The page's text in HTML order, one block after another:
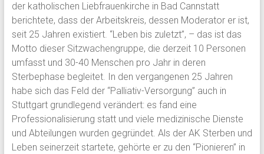
der katholischen Liebfrauenkirche in Bad Cannstatt
berichtete, dass der Arbeitskreis, dessen Moderator er ist,
seit 25 Jahren existiert. “Leben bis zuletzt”, – das ist das
Motto dieser Sitzwachengruppe, die derzeit 10 Personen
umfasst und 30-40 Menschen pro Jahr in deren
Sterbephase begleitet. In den vergangenen 25 Jahren
habe sich das Feld der “Palliativ-Versorgung” auch in
Stuttgart grundlegend verändert: es fand eine
Professionalisierung statt und viele medizinische Dienste
und Abteilungen wurden gegründet. Als der AK Sterben und
Leben seinerzeit startete, gehörte er zu den “Pionieren” in